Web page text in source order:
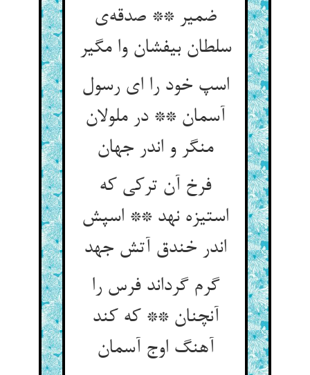
ضمیر ** صدقه‌ی
سلطان بیفشان وا مگیر
اسپ خود را ای رسول
آسمان ** در ملولان
منگر و اندر جهان
فرخ آن ترکی که
استیزه نهد ** اسپش
اندر خندق آتش جهد
گرم گرداند فرس را
آنچنان ** که کند
آهنگ اوج آسمان